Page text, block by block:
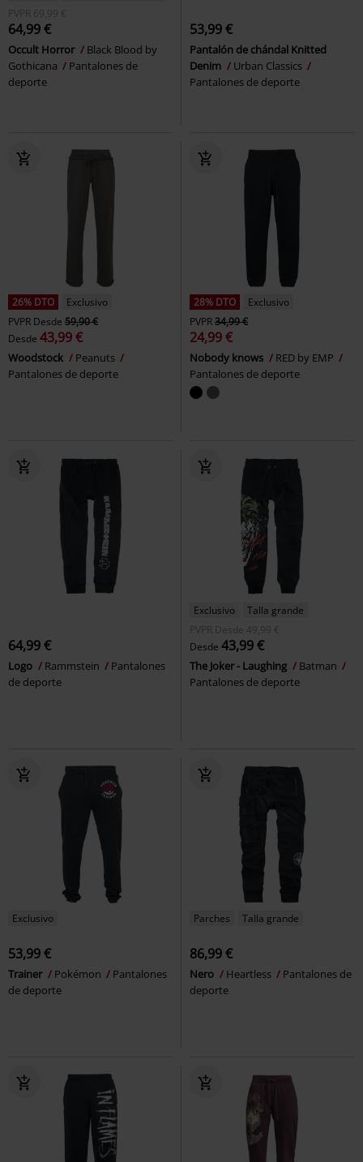
PVPR 69,99 €
64,99 €
Occult Horror
Black Blood by
Gothicana
Pantalones de
deporte
53,99 €
Pantalón de chándal Knitted
Denim
Urban Classics
Pantalones de deporte
26% DTO
Exclusivo
PVPR Desde 59,90 €
Desde 43,99 €
Woodstock
Peanuts
Pantalones de deporte
28% DTO
Exclusivo
PVPR34,99 €
24,99 €
Nobody knows
RED by EMP
Pantalones de deporte
64,99 €
Logo Rammstein
Pantalones
de deporte
Exclusivo
Talla grande
PVPR
Desde 49,99 €
Desde 43,99 €
The Joker - Laughing
Batman
Pantalones de deporte
Exclusivo
53,99 €
Trainer Pokémon
Pantalones
de deporte
Parches Talla grande
86,99 €
Nero Heartless
Pantalones de
deporte